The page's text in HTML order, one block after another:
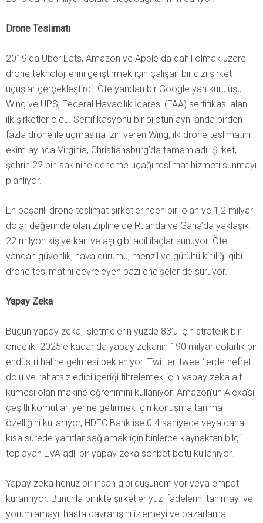
Drone Teslimatı
2019’da Uber Eats, Amazon ve Apple da dahil olmak üzere
drone teknolojilerini geliştirmek için çalışan bir dizi şirket
uçuşlar gerçekleştirdi. Öte yandan bir Google yan kuruluşu
Wing ve UPS, Federal Havacılık İdaresi (FAA) sertifikası alan
ilk şirketler oldu. Sertifikasyonu bir pilotun aynı anda birden
fazla drone ile uçmasına izin veren Wing, ilk drone teslimatını
ekim ayında Virginia, Christiansburg’da tamamladı. Şirket,
şehrin 22 bin sakinine deneme uçağı teslimat hizmeti sunmayı
planlıyor.
En başarılı drone teslimat şirketlerinden biri olan ve 1,2 milyar
dolar değerinde olan Zipline de Ruanda ve Gana’da yaklaşık
22 milyon kişiye kan ve aşı gibi acil ilaçlar sunuyor. Öte
yandan güvenlik, hava durumu, menzil ve gürültü kirliliği gibi
drone teslimatını çevreleyen bazı endişeler de sürüyor.
Yapay Zeka
Bugün yapay zeka, işletmelerin yüzde 83’ü için stratejik bir
öncelik. 2025’e kadar da yapay zekanın 190 milyar dolarlık bir
endüstri haline gelmesi bekleniyor. Twitter, tweet’lerde nefret
dolu ve rahatsız edici içeriği filtrelemek için yapay zeka alt
kümesi olan makine öğrenimini kullanıyor. Amazon’un Alexa’sı
çeşitli komutları yerine getirmek için konuşma tanıma
özelliğini kullanıyor, HDFC Bank ise 0.4 saniyede veya daha
kısa sürede yanıtlar sağlamak için binlerce kaynaktan bilgi
toplayan EVA adlı bir yapay zeka sohbet botu kullanıyor.
Yapay zeka henüz bir insan gibi düşünemiyor veya empati
kuramıyor. Bununla birlikte şirketler yüz ifadelerini tanımayı ve
yorumlamayı, hasta davranışını izlemeyi ve pazarlama